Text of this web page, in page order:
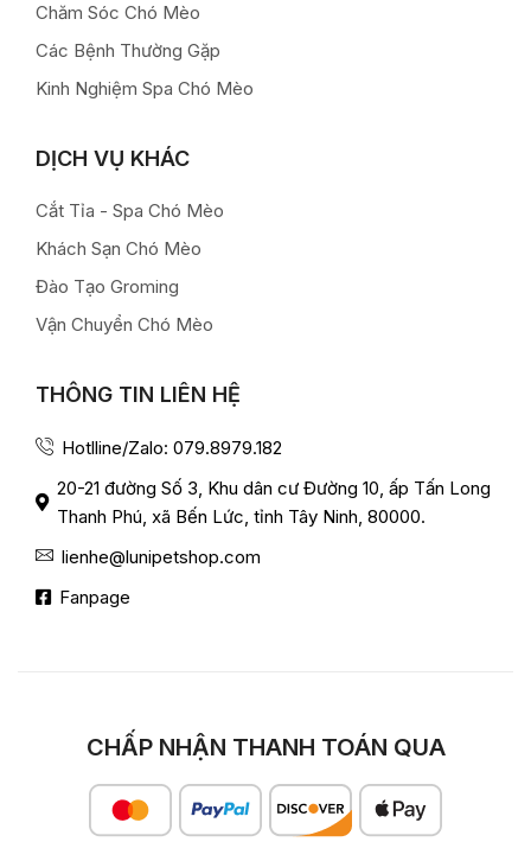
Chăm Sóc Chó Mèo
Các Bệnh Thường Gặp
Kinh Nghiệm Spa Chó Mèo
DỊCH VỤ KHÁC
Cắt Tỉa - Spa Chó Mèo
Khách Sạn Chó Mèo
Đào Tạo Groming
Vận Chuyển Chó Mèo
THÔNG TIN LIÊN HỆ
Hotlline/Zalo: 079.8979.182
20-21 đường Số 3, Khu dân cư Đường 10, ấp Tấn Long
Thanh Phú, xã Bến Lức, tỉnh Tây Ninh, 80000.
lienhe@lunipetshop.com
Fanpage
CHẤP NHẬN THANH TOÁN QUA